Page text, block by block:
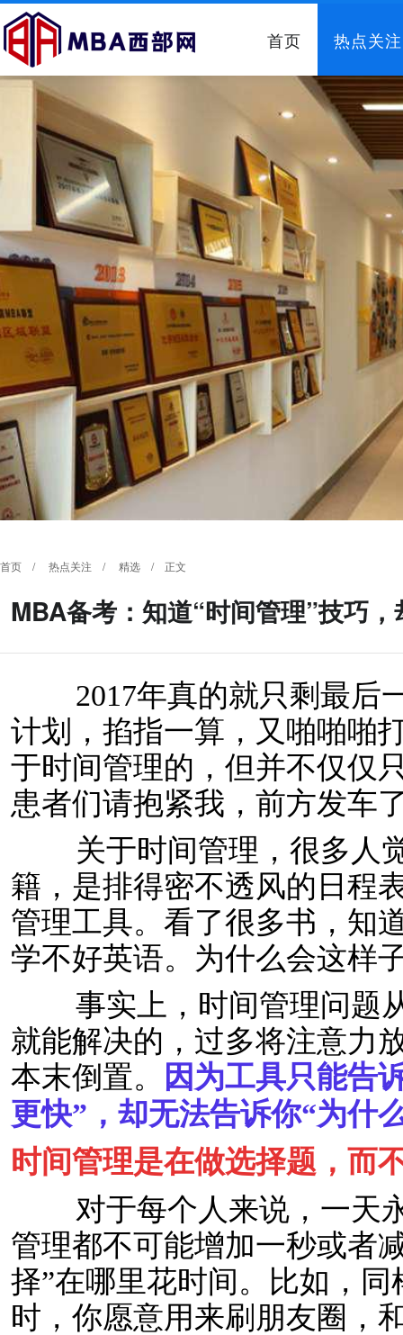
首页 热点关注
首页 / 热点关注 / 精选 / 正文
MBA备考：知道“时间管理”技巧
2017年真的就只剩最后
计划，掐指一算，又啪啪啪
于时间管理的，但并不仅仅
患者们请抱紧我，前方发车
关于时间管理，很多人
籍，是排得密不透风的日程
管理工具。看了很多书，知
学不好英语。为什么会这样
事实上，时间管理问题从
就能解决的，过多将注意力
本末倒置。
因为工具只能告
更快”，却无法告诉你“为什
时间管理是在做选择题，而
对于每个人来说，一天永
管理都不可能增加一秒或者
择”在哪里花时间。比如，
时，你愿意用来刷朋友圈，